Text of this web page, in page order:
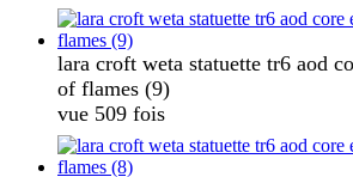
lara croft weta statuette tr6 aod
of flames (9)
vue 509 fois